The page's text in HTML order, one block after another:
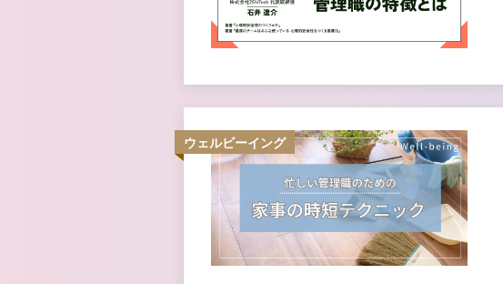
ウェルビーイング